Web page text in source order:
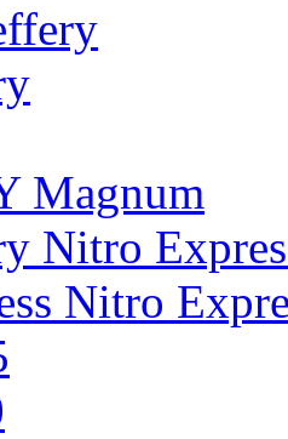
Magnum
Nitro
Nitro